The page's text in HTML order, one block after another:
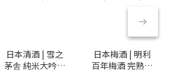
日本清酒 | 雪之
茅舎 純米大吟釀
日本梅酒 | 明利
百年梅酒 完熟濁